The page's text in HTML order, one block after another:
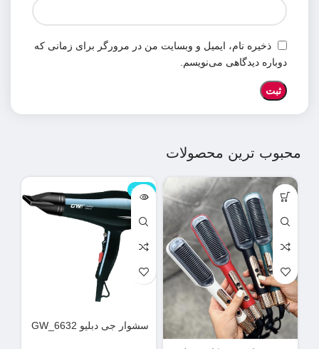
ذخیره نام، ایمیل و وبسایت من در مرورگر برای زمانی که
دوباره دیدگاهی می‌نویسم.
محبوب ترین محصولات
ناموجود
سشوار جی دبلیو GW_6632